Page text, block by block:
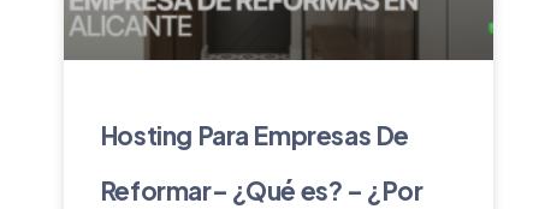
Hosting Para Empresas De
Reformar– ¿Qué es? – ¿Por